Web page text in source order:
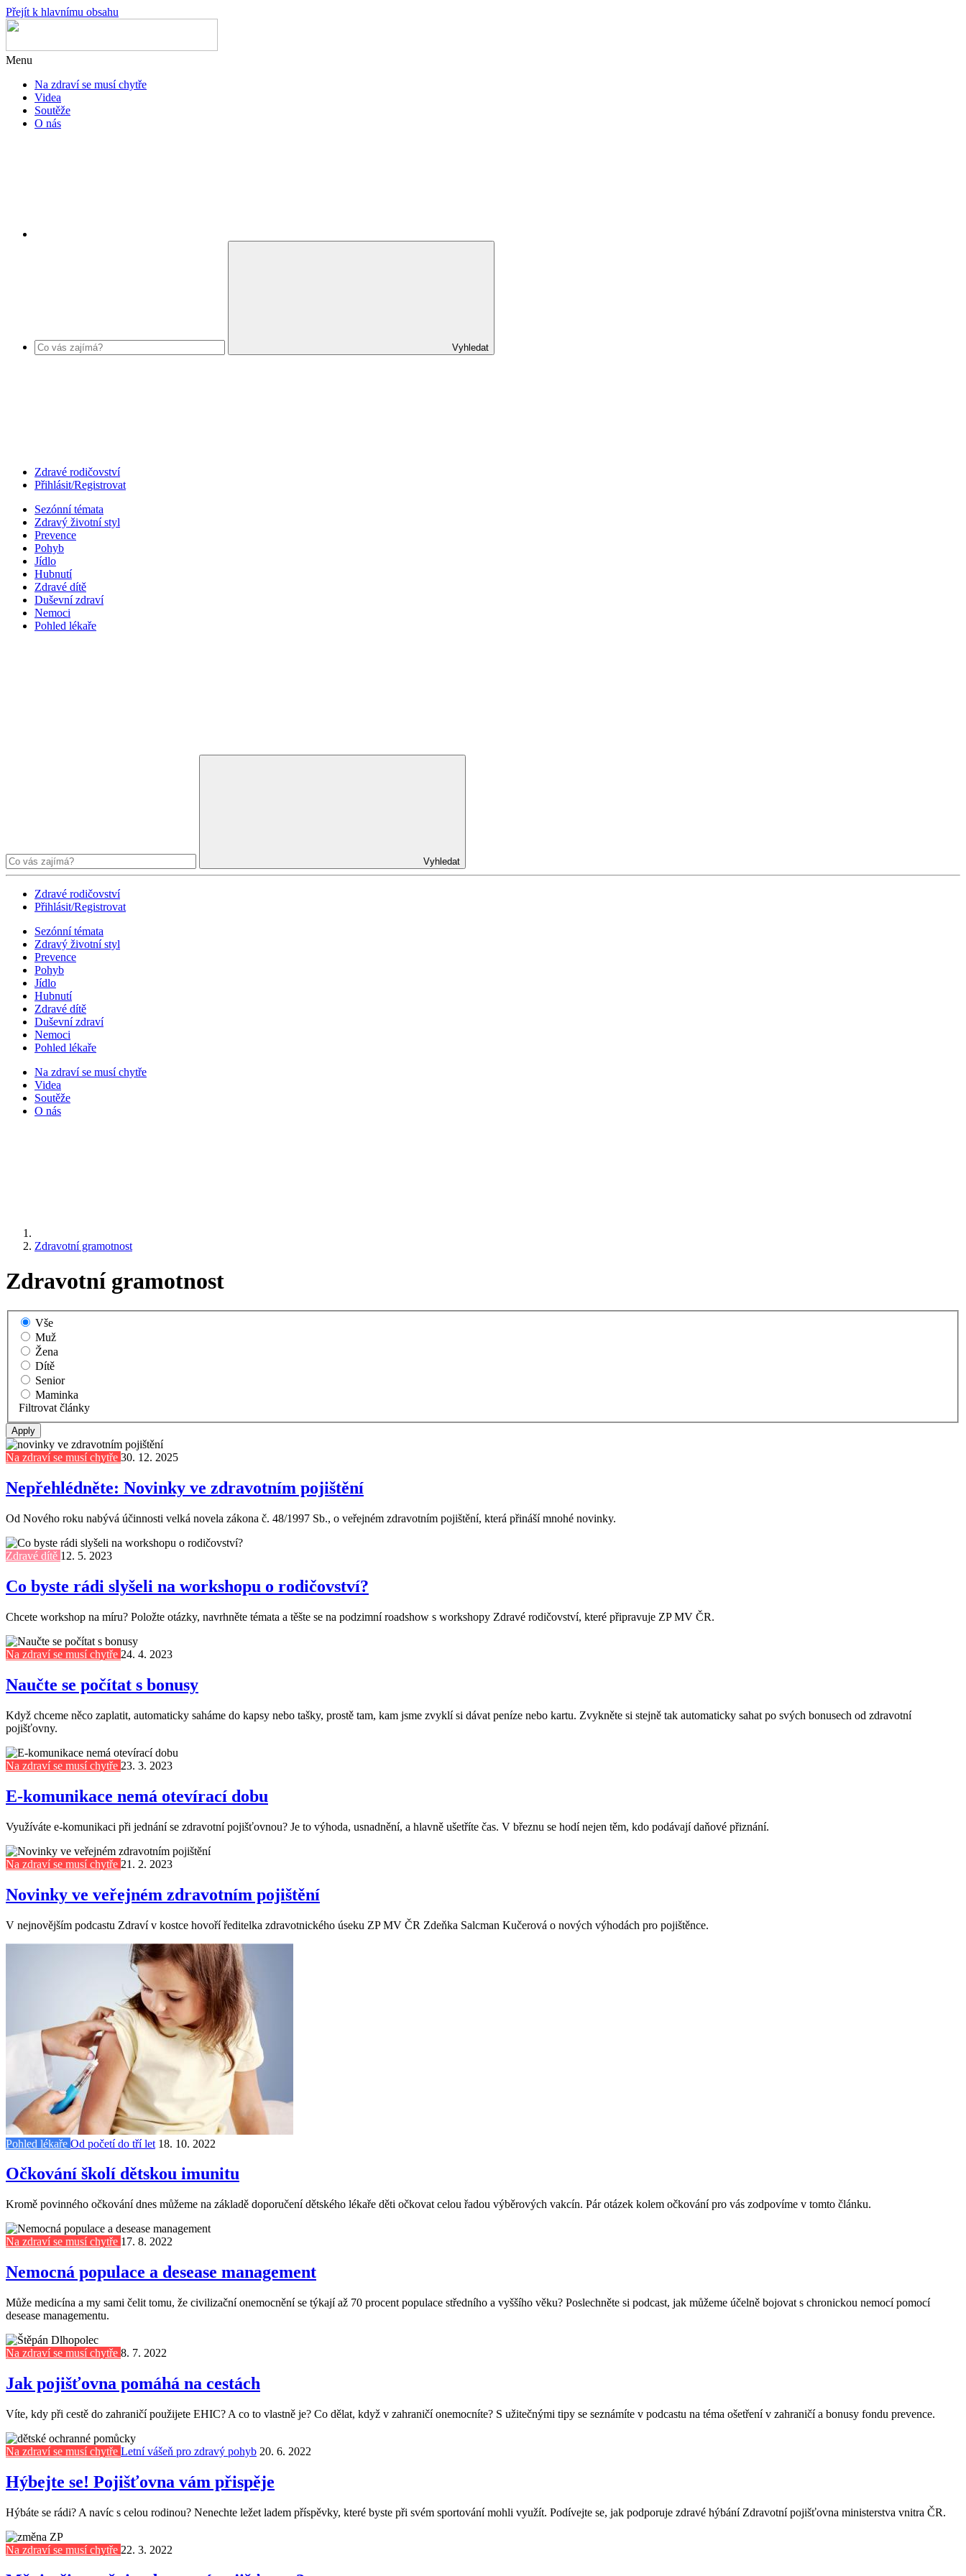
Přejít k hlavnímu obsahu
Menu
Na zdraví se musí chytře
Videa
Soutěže
O nás
Vyhledat
Zdravé rodičovství
Přihlásit/Registrovat
Sezónní témata
Zdravý životní styl
Prevence
Pohyb
Jídlo
Hubnutí
Zdravé dítě
Duševní zdraví
Nemoci
Pohled lékaře
Vyhledat
Zdravé rodičovství
Přihlásit/Registrovat
Sezónní témata
Zdravý životní styl
Prevence
Pohyb
Jídlo
Hubnutí
Zdravé dítě
Duševní zdraví
Nemoci
Pohled lékaře
Na zdraví se musí chytře
Videa
Soutěže
O nás
Zdravotní gramotnost
Zdravotní gramotnost
Vše
Muž
Žena
Dítě
Senior
Maminka
Filtrovat články
Na zdraví se musí chytře 30. 12. 2025
Nepřehlédněte: Novinky ve zdravotním pojištění
Od Nového roku nabývá účinnosti velká novela zákona č. 48/1997 Sb., o veřejném zdravotním pojištění, která přináší mnohé novinky.
Zdravé dítě 12. 5. 2023
Co byste rádi slyšeli na workshopu o rodičovství?
Chcete workshop na míru? Položte otázky, navrhněte témata a těšte se na podzimní roadshow s workshopy Zdravé rodičovství, které připravuje ZP MV ČR.
Na zdraví se musí chytře 24. 4. 2023
Naučte se počítat s bonusy
Když chceme něco zaplatit, automaticky saháme do kapsy nebo tašky, prostě tam, kam jsme zvyklí si dávat peníze nebo kartu. Zvykněte si stejně tak automaticky sahat po svých bonusech od zdravotní
pojišťovny.
Na zdraví se musí chytře 23. 3. 2023
E-komunikace nemá otevírací dobu
Využíváte e-komunikaci při jednání se zdravotní pojišťovnou? Je to výhoda, usnadnění, a hlavně ušetříte čas. V březnu se hodí nejen těm, kdo podávají daňové přiznání.
Na zdraví se musí chytře 21. 2. 2023
Novinky ve veřejném zdravotním pojištění
V nejnovějším podcastu Zdraví v kostce hovoří ředitelka zdravotnického úseku ZP MV ČR Zdeňka Salcman Kučerová o nových výhodách pro pojištěnce.
Pohled lékaře Od početí do tří let 18. 10. 2022
Očkování školí dětskou imunitu
Kromě povinného očkování dnes můžeme na základě doporučení dětského lékaře děti očkovat celou řadou výběrových vakcín. Pár otázek kolem očkování pro vás zodpovíme v tomto článku.
Na zdraví se musí chytře 17. 8. 2022
Nemocná populace a desease management
Může medicína a my sami čelit tomu, že civilizační onemocnění se týkají až 70 procent populace středního a vyššího věku? Poslechněte si podcast, jak můžeme účelně bojovat s chronickou nemocí pomocí
desease managementu.
Na zdraví se musí chytře 8. 7. 2022
Jak pojišťovna pomáhá na cestách
Víte, kdy při cestě do zahraničí použijete EHIC? A co to vlastně je? Co dělat, když v zahraničí onemocníte? S užitečnými tipy se seznámíte v podcastu na téma ošetření v zahraničí a bonusy fondu prevence.
Na zdraví se musí chytře Letní vášeň pro zdravý pohyb 20. 6. 2022
Hýbejte se! Pojišťovna vám přispěje
Hýbáte se rádi? A navíc s celou rodinou? Nenechte ležet ladem příspěvky, které byste při svém sportování mohli využít. Podívejte se, jak podporuje zdravé hýbání Zdravotní pojišťovna ministerstva vnitra ČR.
Na zdraví se musí chytře 22. 3. 2022